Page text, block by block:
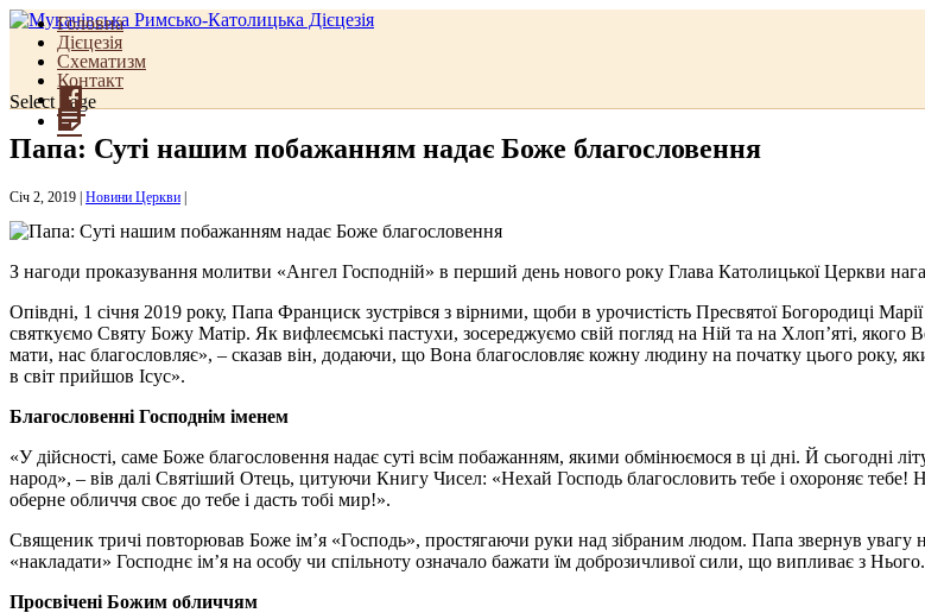
Головна
Дієцезія
Схематизм
Контакт
Facebook
Для
священиків
Select Page
Папа: Суті нашим побажанням надає Боже благословення
Січ 2, 2019 | Новини Церкви |
З нагоди проказування молитви «Ангел Господній» в перший день нового року Глава Католицької Церкви
Опівдні, 1 січня 2019 року, Папа Франциск зустрівся з вірними, щоби в урочистість Пресвятої Богородиці
святкуємо Святу Божу Матір. Як вифлеємські пастухи, зосереджуємо свій погляд на Ній та на Хлоп’яті,
мати, нас благословляє», – сказав він, додаючи, що Вона благословляє кожну людину на початку цього року,
в світ прийшов Ісус».
Благословенні Господнім іменем
«У дійсності, саме Боже благословення надає суті всім побажанням, якими обмінюємося в ці дні. Й сьогодні
народ», – вів далі Святіший Отець, цитуючи Книгу Чисел: «Нехай Господь благословить тебе і охороняє тебе!
оберне обличчя своє до тебе і дасть тобі мир!».
Священик тричі повторював Боже ім’я «Господь», простягаючи руки над зібраним людом. Папа звернув увагу
«накладати» Господнє ім’я на особу чи спільноту означало бажати їм доброзичливої сили, що випливає з Нього.
Просвічені Божим обличчям